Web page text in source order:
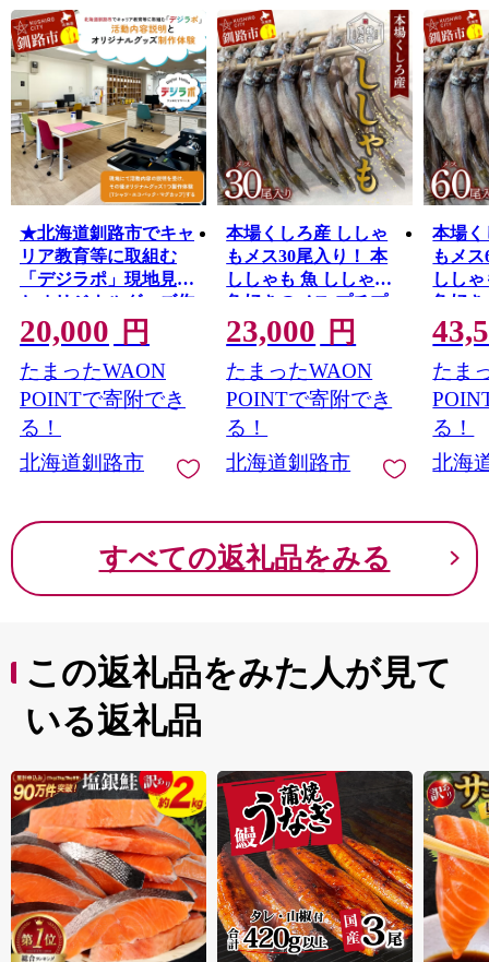
★北海道釧路市でキャ
リア教育等に取組む
「デジラポ」現地見学
とオリジナルグッズ作
り体験★ 居場所 世代
交流 ICT 人財育成 不
登校児童支援 体験 観
光 製作 SDGｓ 夕日 涼
しい 幣舞橋 F5F-0263
20,000 円
たまったWAON
POINTで寄附でき
る！
北海道釧路市
本場くしろ産 ししゃ
もメス30尾入り！ 本
ししゃも 魚 ししゃも
魚好きのメス プチプ
チたまごのメス 魚介
グルメ シシャモ 北海
道産 国産 魚 魚介 海の
幸 F5F-0136
23,000 円
たまったWAON
POINTで寄附でき
る！
北海道釧路市
本場く
もメ
しし
魚好
チた
グルメ
道産
幸
たま
る！
北海
すべての返礼品をみる
この返礼品をみた人が見て
いる返礼品